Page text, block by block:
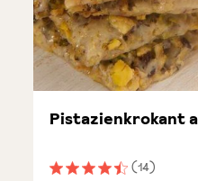
(14)
Pistazienkrokant